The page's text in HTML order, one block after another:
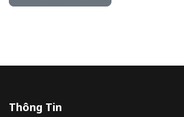
Thông Tin